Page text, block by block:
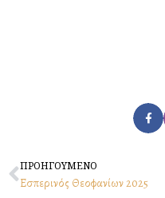
Prev
ΠΡΟΗΓΟΥΜΕΝΟ
Εσπερινός Θεοφανίων 2025